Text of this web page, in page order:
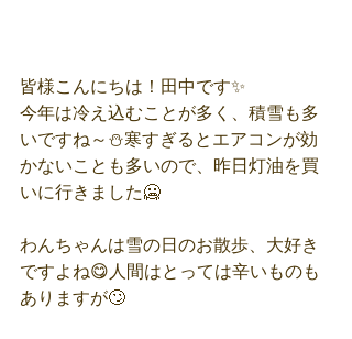
皆様こんにちは！田中です✨
今年は冷え込むことが多く、積雪も多
いですね～⛄️寒すぎるとエアコンが効
かないことも多いので、昨日灯油を買
いに行きました🥶
わんちゃんは雪の日のお散歩、大好き
ですよね😋人間はとっては辛いものも
ありますが🙄